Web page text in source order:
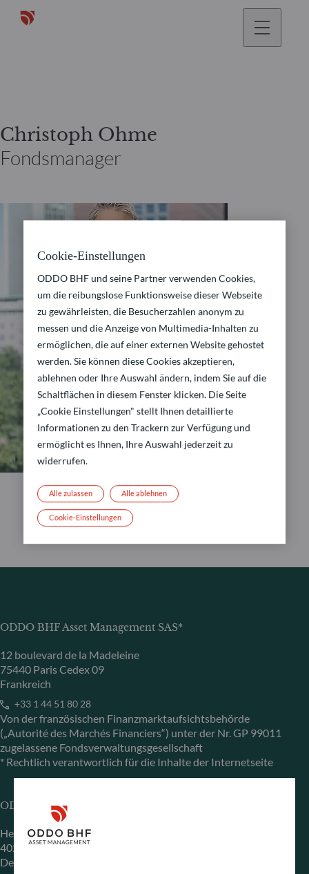
Christoph Ohme
Fondsmanager
ODDO BHF Asset Management SAS*
12 boulevard de la Madeleine
75440 Paris Cedex 09
Frankreich
+33 1 44 51 80 28
Von der französischen Finanzmarktaufsichtsbehörde
(„Autorité des Marchés Financiers“) unter der Nr. GP 99011
zugelassene Fondsverwaltungsgesellschaft
* Rechtlich verantwortlich für die Inhalte der Internetseite
ODDO BHF Asset Management GmbH
Herzogstraße 15
40217 Düsseldorf
Deutschland
Cookie-Einstellungen
ODDO BHF und seine Partner verwenden Cookies,
um die reibungslose Funktionsweise dieser Webseite
zu gewährleisten, die Besucherzahlen anonym zu
messen und die Anzeige von Multimedia-Inhalten zu
ermöglichen, die auf einer externen Website gehostet
werden. Sie können diese Cookies akzeptieren,
ablehnen oder Ihre Auswahl ändern, indem Sie auf die
Schaltflächen in diesem Fenster klicken. Die Seite
„Cookie Einstellungen" stellt Ihnen detaillierte
Informationen zu den Trackern zur Verfügung und
ermöglicht es Ihnen, Ihre Auswahl jederzeit zu
widerrufen.
Alle ablehnen
Alle zulassen
Cookie-Einstellungen